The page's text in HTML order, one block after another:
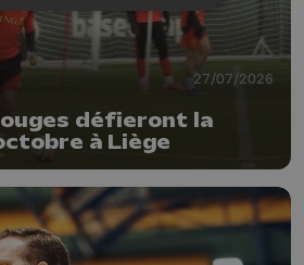
27/07/2026
défieront la
à Liège